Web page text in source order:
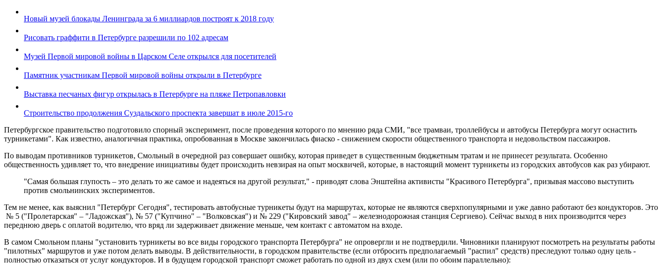
Новый музей блокады Ленинграда за 6 миллиардов построят к 2018 году
Рисовать граффити в Петербурге разрешили по 102 адресам
Музей Первой мировой войны в Царском Селе открылся для посетителей
Памятник участникам Первой мировой войны открыли в Петербурге
Выставка песчаных фигур открылась в Петербурге на пляже Петропавловки
Строительство продолжения Суздальского проспекта завершат в июле 2015-го
Петербургское правительство подготовило спорный эксперимент, после проведения которого по мнению ряда СМИ, "все трамваи, троллейбусы и автобусы Петербурга могут оснастить
турникетами". Как известно, аналогичная практика, опробованная в Москве закончилась фиаско - снижением скорости общественного транспорта и недовольством пассажиров.
По выводам противников турникетов, Смольный в очередной раз совершает ошибку, которая приведет в существенным бюджетным тратам и не принесет результата. Особенно
общественность удивляет то, что внедрение инициативы будет происходить невзирая на опыт москвичей, которые, в настоящий момент турникеты из городских автобусов как раз убирают.
"Самая большая глупость – это делать то же самое и надеяться на другой результат," - приводят слова Энштейна активисты "Красивого Петербурга", призывая массово выступить
против смольнинских экспериментов.
Тем не менее, как выяснил "Петербург Сегодня", тестировать автобусные турникеты будут на маршрутах, которые не являются сверхпопулярными и уже давно работают без кондукторов. Это
№ 5 ("Пролетарская" – "Ладожская"), № 57 ("Купчино" – "Волковская") и № 229 ("Кировский завод" – железнодорожная станция Сергиево). Сейчас выход в них производится через
переднюю дверь с оплатой водителю, что вряд ли задерживает движение меньше, чем контакт с автоматом на входе.
В самом Смольном планы "установить турникеты во все виды городского транспорта Петербурга" не опровергли и не подтвердили. Чиновники планируют посмотреть на результаты работы
"пилотных" маршрутов и уже потом делать выводы. В действительности, в городском правительстве (если отбросить предполагаемый "распил" средств) преследуют только одну цель -
полностью отказаться от услуг кондукторов. И в будущем городской транспорт сможет работать по одной из двух схем (или по обоим параллельно):